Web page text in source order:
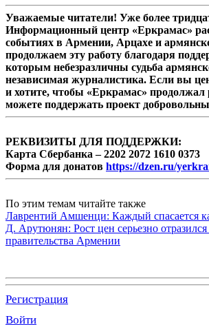
Уважаемые читатели! Уже более
Информационный центр «Еркрамас»
событиях в Армении, Арцахе и
продолжаем эту работу благодаря
которым небезразличны судьба
независимая журналистика. Если вы
и хотите, чтобы «Еркрамас» продолжал
можете поддержать проект
РЕКВИЗИТЫ ДЛЯ ПОДДЕРЖКИ:
Карта Сбербанка – 2202 2072 1610 0373
Форма для донатов https://dzen.ru/
По этим темам читайте также
Лаврентий Амшенци: Каждый спасается
Д. Арутюнян: Рост цен серьезно отразился
правительства Армении
Регистрация
Войти